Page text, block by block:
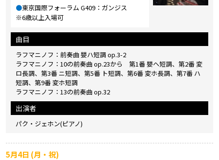
●東京国際フォーラム G409：ガンジス
※6歳以上入場可
曲目
ラフマニノフ：前奏曲 嬰ハ短調 op.3-2
ラフマニノフ：10の前奏曲 op.23から 第1番 嬰ヘ短調、第2番 変
ロ長調、第3番 ニ短調、第5番 ト短調、第6番 変ホ長調、第7番 ハ
短調、第9番 変ホ短調
ラフマニノフ：13の前奏曲 op.32
出演者
パク・ジェホン(ピアノ)
5月4日 (月・祝)